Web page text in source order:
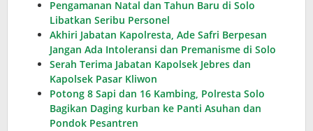
Pengamanan Natal dan Tahun Baru di Solo
Libatkan Seribu Personel
Akhiri Jabatan Kapolresta, Ade Safri Berpesan
Jangan Ada Intoleransi dan Premanisme di Solo
Serah Terima Jabatan Kapolsek Jebres dan
Kapolsek Pasar Kliwon
Potong 8 Sapi dan 16 Kambing, Polresta Solo
Bagikan Daging kurban ke Panti Asuhan dan
Pondok Pesantren